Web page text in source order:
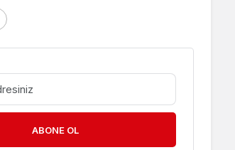
ABONE OL